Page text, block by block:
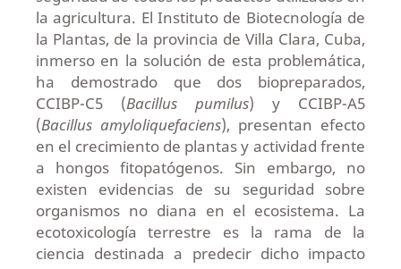
la agricultura. El Instituto de Biotecnología de
la Plantas, de la provincia de Villa Clara, Cuba,
inmerso en la solución de esta problemática,
ha demostrado que dos biopreparados,
CCIBP-C5 (Bacillus pumilus) y CCIBP-A5
(Bacillus amyloliquefaciens), presentan efecto
en el crecimiento de plantas y actividad frente
a hongos fitopatógenos. Sin embargo, no
existen evidencias de su seguridad sobre
organismos no diana en el ecosistema. La
ecotoxicología terrestre es la rama de la
ciencia destinada a predecir dicho impacto